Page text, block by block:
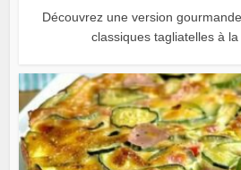
Découvrez une version
classiques tagliatelles à la